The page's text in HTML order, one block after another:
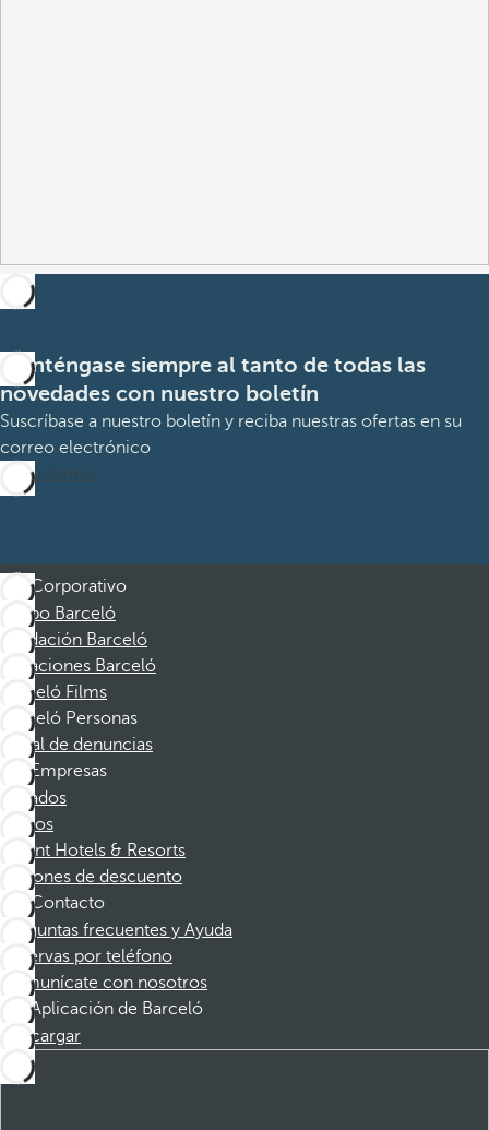
Manténgase siempre al tanto de todas las
novedades con nuestro boletín
Suscríbase a nuestro boletín y reciba nuestras ofertas en su
correo electrónico
Suscribirme
Corporativo
Grupo Barceló
Fundación Barceló
Vacaciones Barceló
Barceló Films
Barceló Personas
Canal de denuncias
Empresas
Afiliados
Socios
Dorint Hotels & Resorts
Cupones de descuento
Contacto
Preguntas frecuentes y Ayuda
Reservas por teléfono
Comunícate con nosotros
Aplicación de Barceló
Descargar